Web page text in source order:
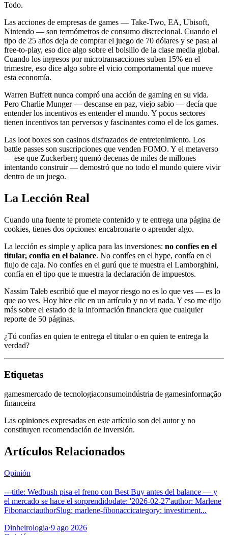
Todo.
Las acciones de empresas de games — Take-Two, EA, Ubisoft,
Nintendo — son termómetros de consumo discrecional. Cuando el
tipo de 25 años deja de comprar el juego de 70 dólares y se pasa al
free-to-play, eso dice algo sobre el bolsillo de la clase media global.
Cuando los ingresos por microtransacciones suben 15% en el
trimestre, eso dice algo sobre el vicio comportamental que mueve
esta economía.
Warren Buffett nunca compró una acción de gaming en su vida.
Pero Charlie Munger — descanse en paz, viejo sabio — decía que
entender los incentivos es entender el mundo. Y pocos sectores
tienen incentivos tan perversos y fascinantes como el de los games.
Las loot boxes son casinos disfrazados de entretenimiento. Los
battle passes son suscripciones que venden FOMO. Y el metaverso
— ese que Zuckerberg quemó decenas de miles de millones
intentando construir — demostró que no todo el mundo quiere vivir
dentro de un juego.
La Lección Real
Cuando una fuente te promete contenido y te entrega una página de
cookies, tienes dos opciones: encabronarte o aprender algo.
La lección es simple y aplica para las inversiones: no confíes en el
titular, confía en el balance. No confíes en el hype, confía en el
flujo de caja. No confíes en el gurú que te muestra el Lamborghini,
confía en el tipo que te muestra la declaración de impuestos.
Nassim Taleb escribió que el mayor riesgo no es lo que ves — es lo
que no ves. Hoy hice clic en un artículo y no vi nada. Y eso me dijo
más sobre el estado de la información financiera que cualquier
reporte de 50 páginas.
¿Tú confías en quien te entrega el titular o en quien te entrega la
verdad?
Etiquetas
gamesmercado de tecnologiaconsumoindústria de gamesinformação
financeira
Las opiniones expresadas en este artículo son del autor y no
constituyen recomendación de inversión.
Artículos Relacionados
Opinión
---title: Wedbush pisa el freno con Best Buy antes del balance — y
el mercado se hace el sorprendidodate: '2026-02-27'author: Marlene
FibonacciauthorSlug: marlene-fibonaccicategory: investiment...
Dinheirologia·9 ago 2026